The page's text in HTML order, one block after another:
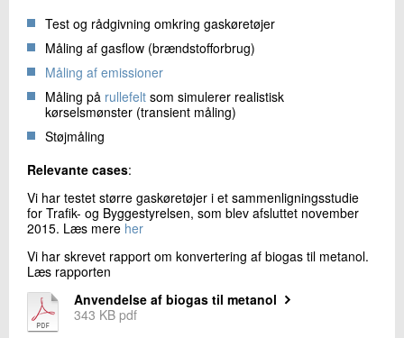
Test og rådgivning omkring gaskøretøjer
Måling af gasflow (brændstofforbrug)
Måling af emissioner
Måling på rullefelt som simulerer realistisk
kørselsmønster (transient måling)
Støjmåling
Relevante cases:
Vi har testet større gaskøretøjer i et sammenligningsstudie
for Trafik- og Byggestyrelsen, som blev afsluttet november
2015. Læs mere her
Vi har skrevet rapport om konvertering af biogas til metanol.
Læs rapporten
Anvendelse af biogas til metanol
343 KB pdf